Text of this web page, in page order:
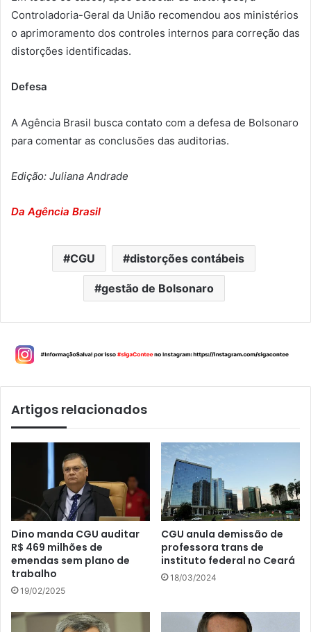
Controladoria-Geral da União recomendou aos ministérios
o aprimoramento dos controles internos para correção das
distorções identificadas.
Defesa
A Agência Brasil busca contato com a defesa de Bolsonaro
para comentar as conclusões das auditorias.
Edição: Juliana Andrade
Da Agência Brasil
CGU distorções contábeis
gestão de Bolsonaro
Artigos relacionados
Dino manda CGU auditar
R$ 469 milhões de
emendas sem plano de
trabalho
19/02/2025
CGU anula demissão de
professora trans de
instituto federal no Ceará
18/03/2024